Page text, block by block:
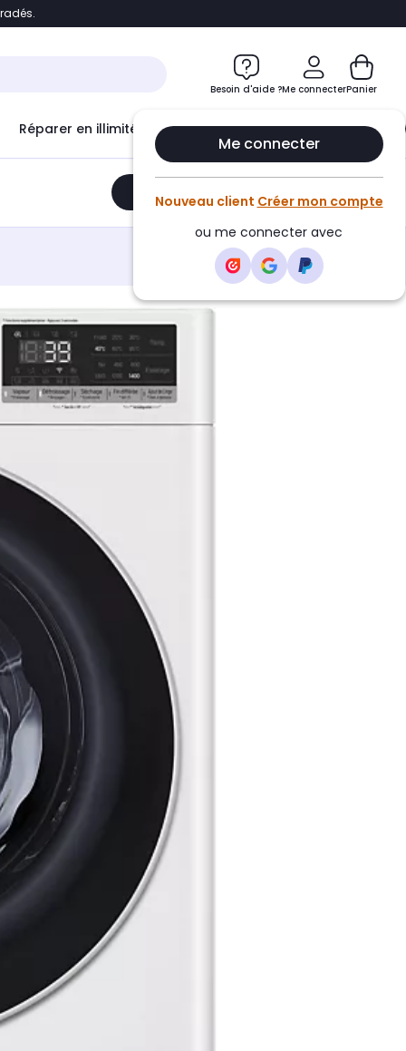
Accéder directement au chatbot
Besoin d'aide ?Me connecter
Me connecter
Nouveau client Créer mon compte
ou me connecter avec
Panier
Réparer en illimité avec Le Club Infinity
Ajouter au panier •